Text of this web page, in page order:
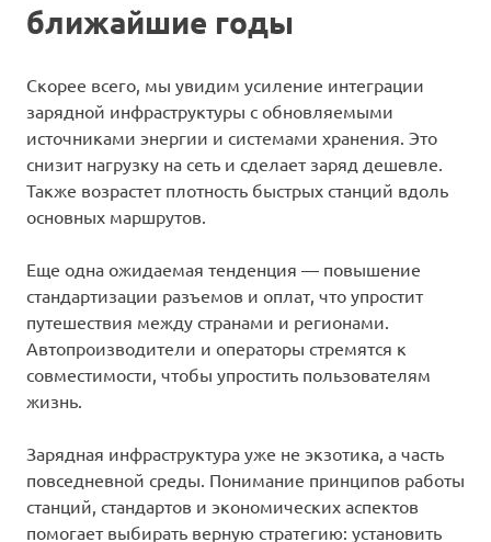
ближайшие годы
Скорее всего, мы увидим усиление интеграции
зарядной инфраструктуры с обновляемыми
источниками энергии и системами хранения. Это
снизит нагрузку на сеть и сделает заряд дешевле.
Также возрастет плотность быстрых станций вдоль
основных маршрутов.
Еще одна ожидаемая тенденция — повышение
стандартизации разъемов и оплат, что упростит
путешествия между странами и регионами.
Автопроизводители и операторы стремятся к
совместимости, чтобы упростить пользователям
жизнь.
Зарядная инфраструктура уже не экзотика, а часть
повседневной среды. Понимание принципов работы
станций, стандартов и экономических аспектов
помогает выбирать верную стратегию: установить